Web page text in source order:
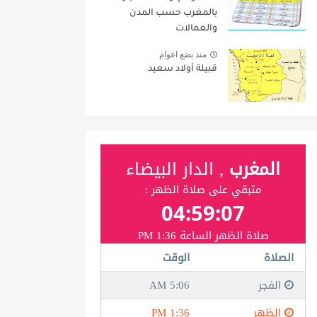
بالمغرب حسب المدن
والعمالات
منذ بضع اعوام
قبيلة أولاد سعيد